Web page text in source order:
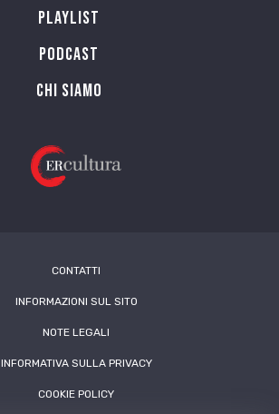
Playlist
PODCAST
Chi siamo
CONTATTI
INFORMAZIONI SUL SITO
NOTE LEGALI
INFORMATIVA SULLA PRIVACY
COOKIE POLICY